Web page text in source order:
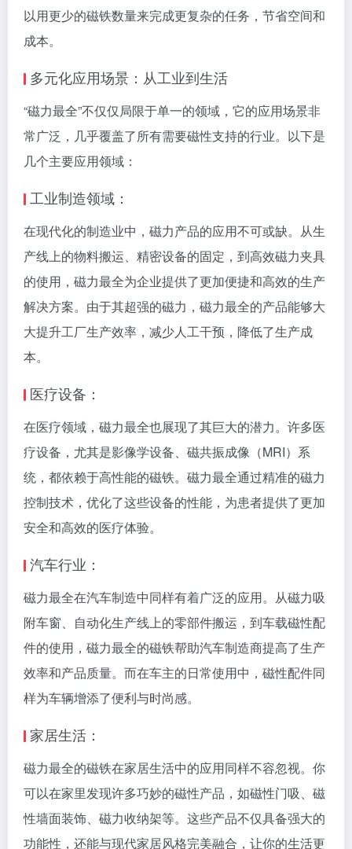
以用更少的磁铁数量来完成更复杂的任务，节省空间和
成本。
多元化应用场景：从工业到生活
“磁力最全”不仅仅局限于单一的领域，它的应用场景非
常广泛，几乎覆盖了所有需要磁性支持的行业。以下是
几个主要应用领域：
工业制造领域：
在现代化的制造业中，磁力产品的应用不可或缺。从生
产线上的物料搬运、精密设备的固定，到高效磁力夹具
的使用，磁力最全为企业提供了更加便捷和高效的生产
解决方案。由于其超强的磁力，磁力最全的产品能够大
大提升工厂生产效率，减少人工干预，降低了生产成
本。
医疗设备：
在医疗领域，磁力最全也展现了其巨大的潜力。许多医
疗设备，尤其是影像学设备、磁共振成像（MRI）系
统，都依赖于高性能的磁铁。磁力最全通过精准的磁力
控制技术，优化了这些设备的性能，为患者提供了更加
安全和高效的医疗体验。
汽车行业：
磁力最全在汽车制造中同样有着广泛的应用。从磁力吸
附车窗、自动化生产线上的零部件搬运，到车载磁性配
件的使用，磁力最全的磁铁帮助汽车制造商提高了生产
效率和产品质量。而在车主的日常使用中，磁性配件同
样为车辆增添了便利与时尚感。
家居生活：
磁力最全的磁铁在家居生活中的应用同样不容忽视。你
可以在家里发现许多巧妙的磁性产品，如磁性门吸、磁
性墙面装饰、磁力收纳架等。这些产品不仅具备强大的
功能性，还能与现代家居风格完美融合，让你的生活更